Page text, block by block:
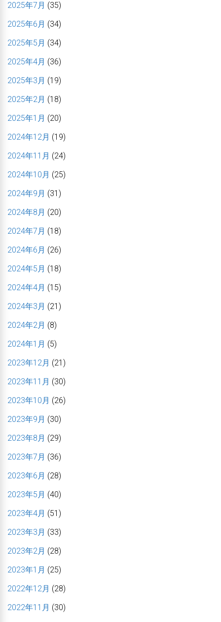
2025年7月 (35)
2025年6月 (34)
2025年5月 (34)
2025年4月 (36)
2025年3月 (19)
2025年2月 (18)
2025年1月 (20)
2024年12月 (19)
2024年11月 (24)
2024年10月 (25)
2024年9月 (31)
2024年8月 (20)
2024年7月 (18)
2024年6月 (26)
2024年5月 (18)
2024年4月 (15)
2024年3月 (21)
2024年2月 (8)
2024年1月 (5)
2023年12月 (21)
2023年11月 (30)
2023年10月 (26)
2023年9月 (30)
2023年8月 (29)
2023年7月 (36)
2023年6月 (28)
2023年5月 (40)
2023年4月 (51)
2023年3月 (33)
2023年2月 (28)
2023年1月 (25)
2022年12月 (28)
2022年11月 (30)